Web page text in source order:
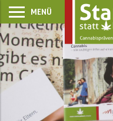
MENÜ